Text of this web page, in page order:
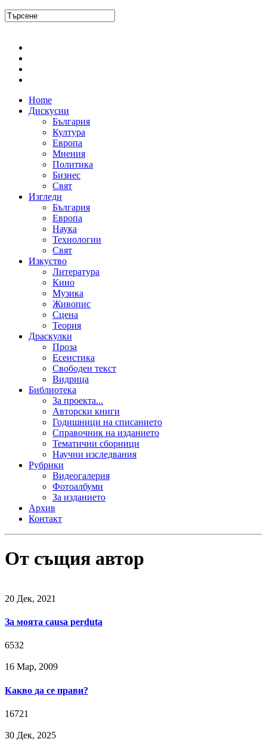
Home
Дискусии
България
Култура
Европа
Мнения
Политика
Бизнес
Свят
Изгледи
България
Европа
Наука
Технологии
Свят
Изкуство
Литература
Кино
Музика
Живопис
Сцена
Теория
Драскулки
Проза
Есеистика
Свободен текст
Видрица
Библиотека
За проекта...
Авторски книги
Годишници на списанието
Справочник на изданието
Тематични сборници
Научни изследвания
Рубрики
Видеогалерия
Фотоалбуми
За изданието
Архив
Контакт
От същия автор
20 Дек, 2021
За моята causa perduta
6532
16 Мар, 2009
Какво да се прави?
16721
30 Дек, 2025